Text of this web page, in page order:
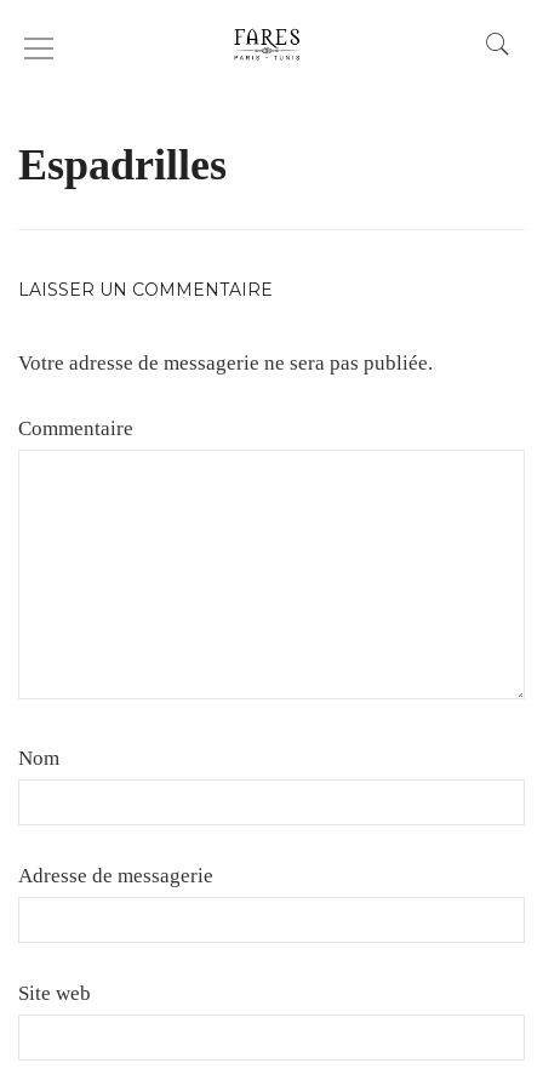
CHAUSSURES-DERBIES
Espadrilles
LAISSER UN COMMENTAIRE
Votre adresse de messagerie ne sera pas publiée.
Commentaire
Nom
Adresse de messagerie
Site web